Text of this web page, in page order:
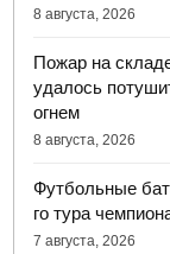
8 августа, 2026
Пожар на
удалось
огнем
8 августа, 2026
Футбольные
го тура
7 августа, 2026